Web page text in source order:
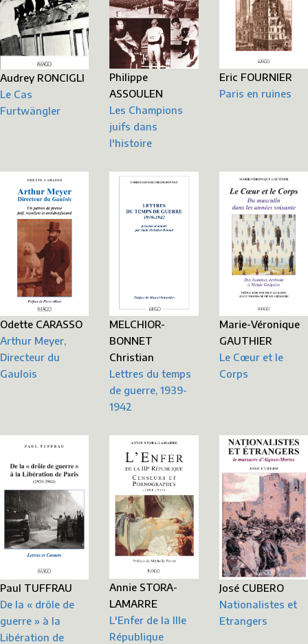
Audrey RONCIGLI
Le Cas
Furtwängler
Philippe
ASSOULEN
Les Champions
juifs dans
l'histoire
Eric FOURNIER
Paris en ruines
Odette CARASSO
Arthur Meyer,
Directeur du
Gaulois
MELCHIOR-
BONNET
Christian
Lettres du temps
de guerre, 1939-
1942
Marie-Véronique
GAUTHIER
Le Cœur et le
Corps
Paul TUFFRAU
De la « drôle de
guerre » à la
Libération de
Annie STORA-
LAMARRE
L'Enfer de la IIIe
République
José CUBERO
Nationalistes et
Etrangers